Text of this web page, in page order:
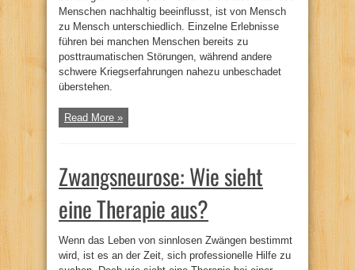
Menschen nachhaltig beeinflusst, ist von Mensch
zu Mensch unterschiedlich. Einzelne Erlebnisse
führen bei manchen Menschen bereits zu
posttraumatischen Störungen, während andere
schwere Kriegserfahrungen nahezu unbeschadet
überstehen.
Read More »
Zwangsneurose: Wie sieht
eine Therapie aus?
Wenn das Leben von sinnlosen Zwängen bestimmt
wird, ist es an der Zeit, sich professionelle Hilfe zu